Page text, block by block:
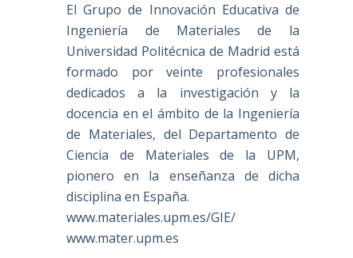
El Grupo de Innovación Educativa de
Ingeniería de Materiales de la
Universidad Politécnica de Madrid está
formado por veinte profesionales
dedicados a la investigación y la
docencia en el ámbito de la Ingeniería
de Materiales, del Departamento de
Ciencia de Materiales de la UPM,
pionero en la enseñanza de dicha
disciplina en España.
www.materiales.upm.es/GIE/
www.mater.upm.es